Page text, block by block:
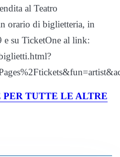
al Teatro
orario di biglietteria, in
e su TicketOne al link:
TUTTE LE ALTRE